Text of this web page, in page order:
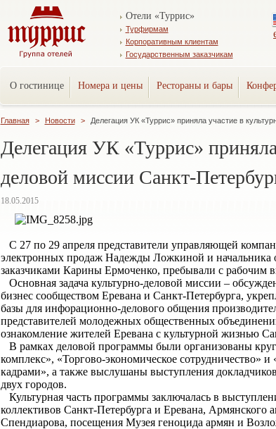
Отели «Туррис»
Турфирмам
Корпоративным клиентам
Государственным заказчикам
О гостинице Номера и цены Рестораны и бары
Главная > Новости > Делегация УК «Туррис» приняла участие в
Делегация УК «Туррис»
деловой миссии Санкт-
18.05.2015
С 27 по 29 апреля представители управляющей
электронных продаж Надежды Ложкиной и начальника
заказчиками Карины Ермоченко, пребывали с рабочим
Основная задача культурно-деловой миссии –
бизнес сообществом Еревана и Санкт-Петербурга,
базы для инфорационно-делового общения
представителей молодежных общественных
ознакомление жителей Еревана с культурной жизнью
В рамках деловой программы были организованы
комплекс», «Торгово-экономическое сотрудничество»
кадрами», а также выслушаны выступления
двух городов.
Культурная часть программы заключалась в
коллективов Санкт-Петербурга и Еревана, Армянского
Спендиарова, посещения Музея геноцида армян и